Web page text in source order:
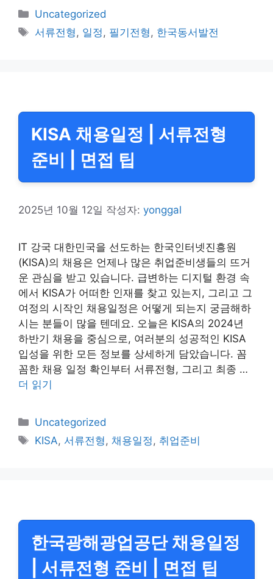
카
테
고
Uncategorized
태
서류전형 , 일정 , 필기전형 , 한국동서발전
KISA 채용일정 | 서류전형
준비 | 면접 팁
2025년 10월 12일 작성자: yonggal
IT 강국 대한민국을 선도하는 한국인터넷진흥원
(KISA)의 채용은 언제나 많은 취업준비생들의 뜨거
운 관심을 받고 있습니다. 급변하는 디지털 환경 속
에서 KISA가 어떠한 인재를 찾고 있는지, 그리고 그
여정의 시작인 채용일정은 어떻게 되는지 궁금해하
시는 분들이 많을 텐데요. 오늘은 KISA의 2024년
하반기 채용을 중심으로, 여러분의 성공적인 KISA
입성을 위한 모든 정보를 상세하게 담았습니다. 꼼
꼼한 채용 일정 확인부터 서류전형, 그리고 최종 …
더 읽기
카
테
Uncategorized
태
KISA, 서류전형 , 채용일정 , 취업준비
한국광해광업공단 채용일정
| 서류전형 준비 | 면접 팁